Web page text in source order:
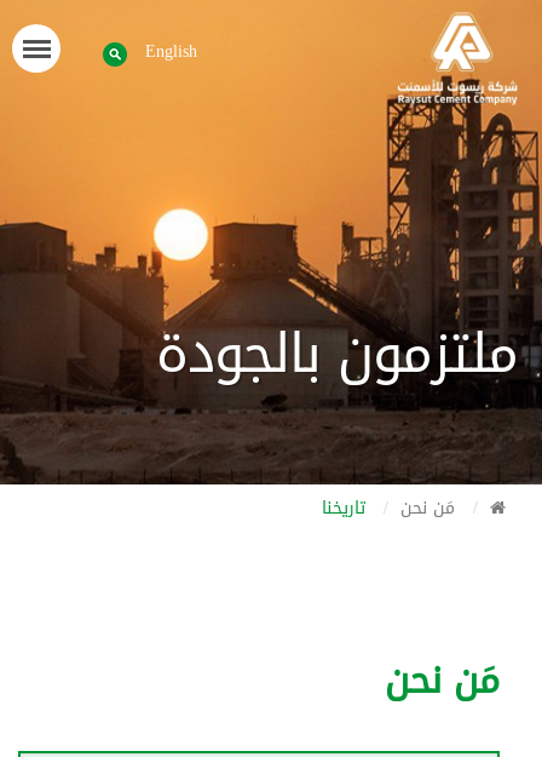
English
ملتزمون بالجودة
مَن نحن تاريخنا
مَن نحن